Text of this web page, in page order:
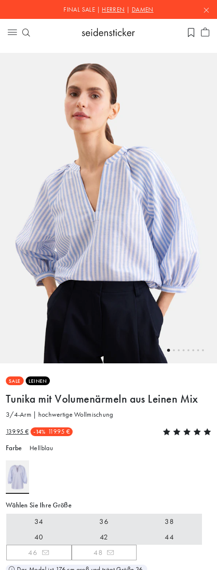
FINAL SALE | HERREN DAMEN
SALE LEINEN
Tunika mit Volumenärmeln aus Leinen Mix
3/4-Arm | hochwertige Wollmischung
139.95 € -14% 119.95 €
Farbe Hellblau
Wählen Sie Ihre Größe
34 36
38
40
42
44
46
48